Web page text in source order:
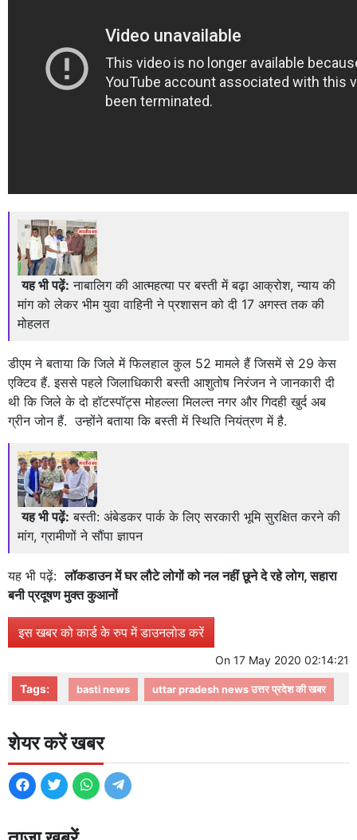
यह भी पढ़ें: नाबालिग की आत्महत्या पर बस्ती में बढ़ा आक्रोश, न्याय की
मांग को लेकर भीम युवा वाहिनी ने प्रशासन को दी 17 अगस्त तक की
मोहलत
डीएम ने बताया कि जिले में फिलहाल कुल 52 मामले हैं जिसमें से 29 केस
एक्टिव हैं. इससे पहले जिलाधिकारी बस्ती आशुतोष निरंजन ने जानकारी दी
थी कि जिले के दो हॉटस्पॉट्स मोहल्ला मिलल्त नगर और गिदही खुर्द अब
ग्रीन जोन हैं. उन्होंने बताया कि बस्ती में स्थिति नियंत्रण में है.
यह भी पढ़ें: बस्ती: अंबेडकर पार्क के लिए सरकारी भूमि सुरक्षित करने की
मांग, ग्रामीणों ने सौंपा ज्ञापन
यह भी पढ़ें:लॉकडाउन में घर लौटे लोगों को नल नहीं छूने दे रहे लोग, सहारा
बनी प्रदूषण मुक्त कुआनों
इस खबर को कार्ड के रुप में डाउनलोड करें
On 17 May 2020 02:14:21
Tags: basti news uttar pradesh news उत्तर प्रदेश की खबर
शेयर करें खबर